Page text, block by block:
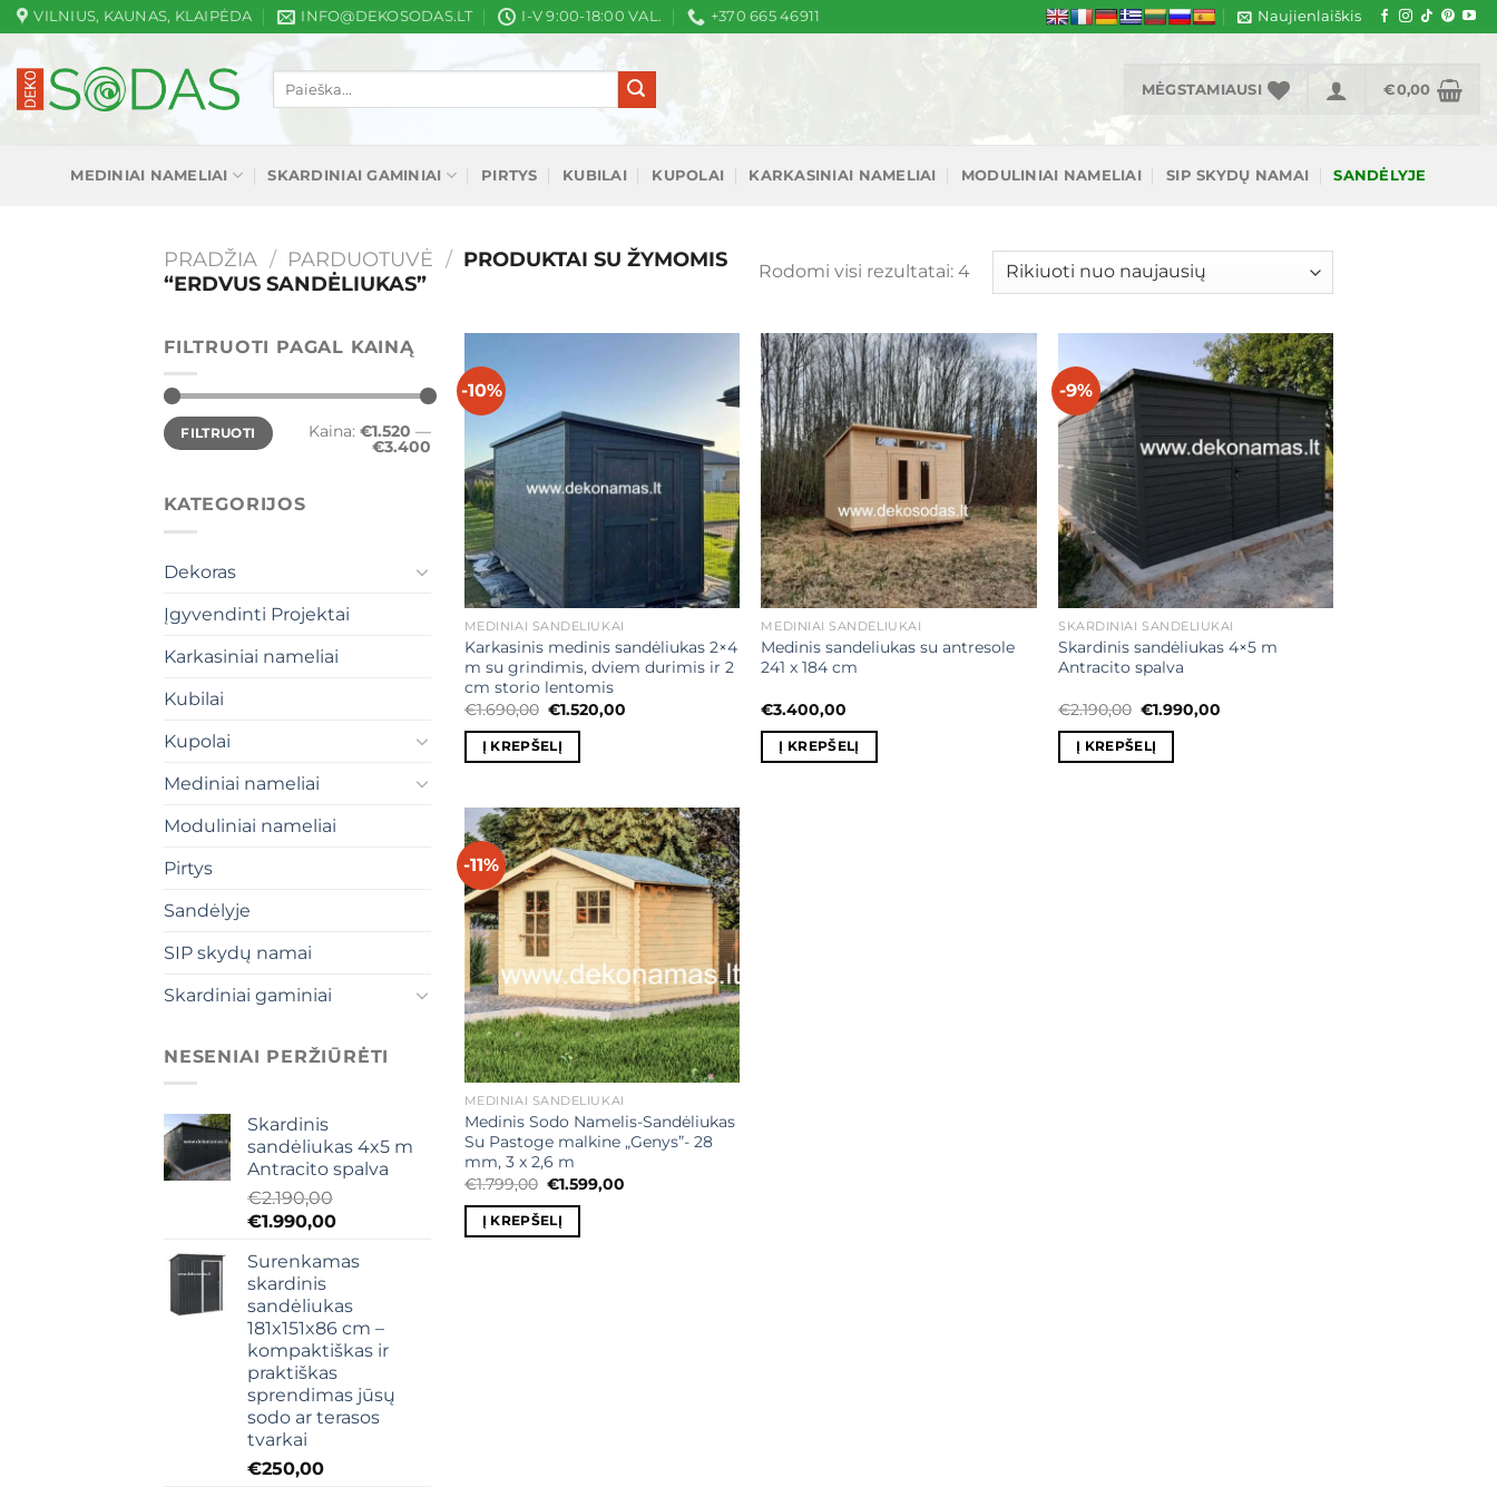
Skip
to
content
VILNIUS, KAUNAS, KLAIPĖDA INFO@DEKOSODAS.LT I-V 9:00-18:00 VAL. +370 665 46911 Naujienlaiškis
Ieškoti:
MĖGSTAMIAUSI €0,00
MEDINIAI NAMELIAI SKARDINIAI GAMINIAI PIRTYS KUBILAI KUPOLAI KARKASINIAI NAMELIAI MODULINIAI NAMELIAI SIP SKYDŲ NAMAI SANDĖLYJE
PRADŽIA / PARDUOTUVĖ / PRODUKTAI SU ŽYMOMIS
“ERDVUS SANDĖLIUKAS”
Rodomi visi rezultatai: 4Rūšiuojama
pagal
FILTRUOTI PAGAL KAINĄ
Min
kaina
Maks
kaina
FILTRUOTI Kaina: €1.520 —
€3.400
KATEGORIJOS
Dekoras
Įgyvendinti Projektai
Karkasiniai nameliai
Kubilai
Kupolai
Mediniai nameliai
Moduliniai nameliai
Pirtys
Sandėlyje
SIP skydų namai
Skardiniai gaminiai
NESENIAI PERŽIŪRĖTI
Skardinis
sandėliukas 4x5 m
Antracito spalva
€2.190,00
Original
was:
€2.190,00.
€1.990,00Current
is:
Surenkamas
skardinis
sandėliukas
181x151x86 cm –
kompaktiškas ir
praktiškas
sprendimas jūsų
sodo ar terasos
tvarkai
€250,00
-10% Mėgstamiausias
MEDINIAI SANDĖLIUKAI
Karkasinis medinis sandėliukas 2×4
m su grindimis, dviem durimis ir 2
cm storio lentomis
€1.690,00 Original
was:
€1.690,00.
€1.520,00
Į KREPŠELĮ
Mėgstamiausias
MEDINIAI SANDĖLIUKAI
Medinis sandeliukas su antresole
241 x 184 cm
€3.400,00
Į KREPŠELĮ
-9% Mėgstamiausias
SKARDINIAI SANDĖLIUKAI
Skardinis sandėliukas 4×5 m
Antracito spalva
€2.190,00 Original
was:
€2.190,00.
€1.990,00
Į KREPŠELĮ
-11% Mėgstamiausias
MEDINIAI SANDĖLIUKAI
Medinis Sodo Namelis-Sandėliukas
Su Pastoge malkine „Genys”- 28
mm, 3 x 2,6 m
€1.799,00 Original
was:
€1.799,00.
€1.599,00
Į KREPŠELĮ